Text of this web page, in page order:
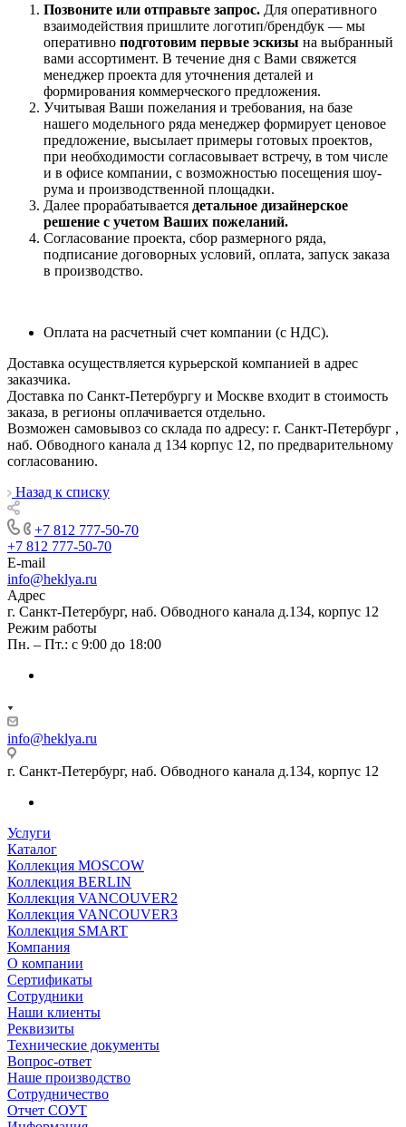
Позвоните или отправьте запрос. Для оперативного
взаимодействия пришлите логотип/брендбук — мы
оперативно подготовим первые эскизы на выбранный
вами ассортимент. В течение дня с Вами свяжется
менеджер проекта для уточнения деталей и
формирования коммерческого предложения.
Учитывая Ваши пожелания и требования, на базе
нашего модельного ряда менеджер формирует ценовое
предложение, высылает примеры готовых проектов,
при необходимости согласовывает встречу, в том числе
и в офисе компании, с возможностью посещения шоу-
рума и производственной площадки.
Далее прорабатывается детальное дизайнерское
решение с учетом Ваших пожеланий.
Согласование проекта, сбор размерного ряда,
подписание договорных условий, оплата, запуск заказа
в производство.
Оплата на расчетный счет компании (с НДС).
Доставка осуществляется курьерской компанией в адрес
заказчика.
Доставка по Санкт-Петербургу и Москве входит в стоимость
заказа, в регионы оплачивается отдельно.
Возможен самовывоз со склада по адресу: г. Санкт-Петербург ,
наб. Обводного канала д 134 корпус 12, по предварительному
согласованию.
Назад к списку
+7 812 777-50-70
+7 812 777-50-70
E-mail
info@heklya.ru
Адрес
г. Санкт-Петербург, наб. Обводного канала д.134, корпус 12
Режим работы
Пн. – Пт.: с 9:00 до 18:00
info@heklya.ru
г. Санкт-Петербург, наб. Обводного канала д.134, корпус 12
Услуги
Каталог
Коллекция MOSCOW
Коллекция BERLIN
Коллекция VANCOUVER2
Коллекция VANCOUVER3
Коллекция SMART
Компания
О компании
Сертификаты
Сотрудники
Наши клиенты
Реквизиты
Технические документы
Вопрос-ответ
Наше производство
Сотрудничество
Отчет СОУТ